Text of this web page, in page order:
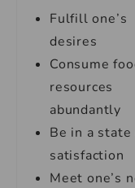
Fulfill one’s
desires
Consume
resources
abundantly
Be in a state
satisfaction
Meet one’s